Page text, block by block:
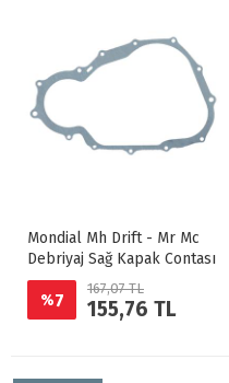
Mondial Mh Drift - Mr Mc
Debriyaj Sağ Kapak Contası
%7
167,07 TL
155,76 TL